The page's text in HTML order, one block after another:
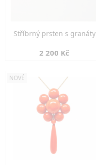
Stříbrný prsten s granáty
2 200 Kč
NOVÉ